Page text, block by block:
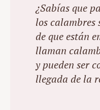
¿Sabías que
los calambres
de que están
llaman
y pueden ser
llegada de la